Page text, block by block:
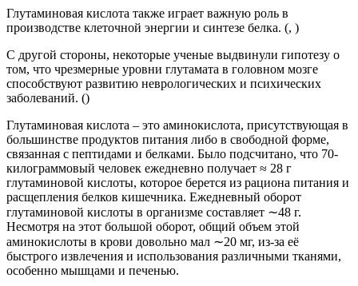
Глутаминовая кислота также играет важную роль в
производстве клеточной энергии и синтезе белка. (, )
С другой стороны, некоторые ученые выдвинули гипотезу о
том, что чрезмерные уровни глутамата в головном мозге
способствуют развитию неврологических и психических
заболеваний. ()
Глутаминовая кислота – это аминокислота, присутствующая в
большинстве продуктов питания либо в свободной форме,
связанная с пептидами и белками. Было подсчитано, что 70-
килограммовый человек ежедневно получает ≈ 28 г
глутаминовой кислоты, которое берется из рациона питания и
расщепления белков кишечника. Ежедневный оборот
глутаминовой кислоты в организме составляет ∼48 г.
Несмотря на этот большой оборот, общий объем этой
аминокислоты в крови довольно мал ∼20 мг, из-за её
быстрого извлечения и использования различными тканями,
особенно мышцами и печенью.